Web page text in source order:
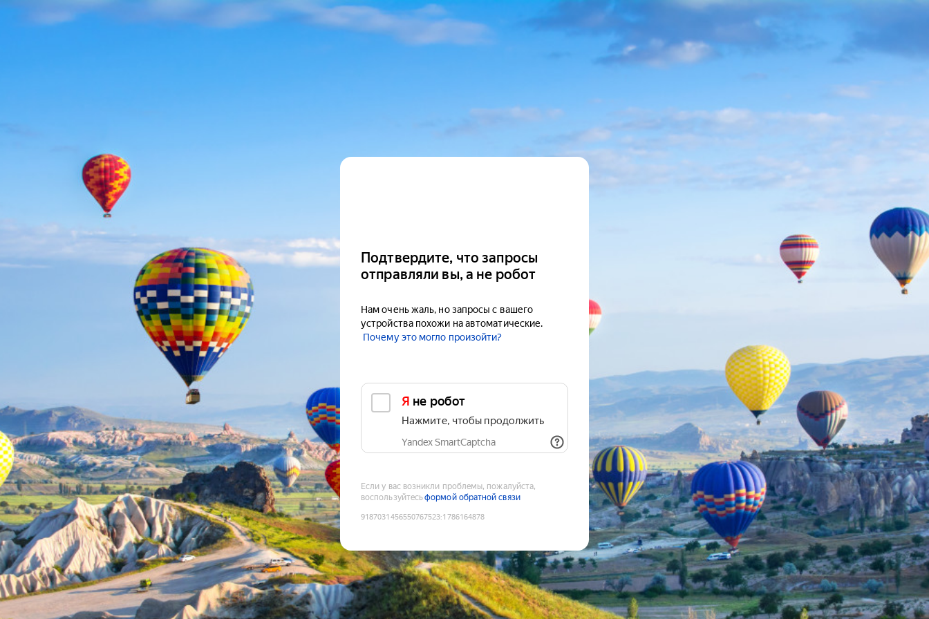
Подтвердите, что запросы
отправляли вы, а не робот
Нам очень жаль, но запросы с вашего
устройства похожи на автоматические.
Почему это могло произойти?
Я не робот
Нажмите, чтобы продолжить
Yandex SmartCaptcha
Если у вас возникли проблемы, пожалуйста,
воспользуйтесьформой обратной связи
9187031456550767523:1786164878